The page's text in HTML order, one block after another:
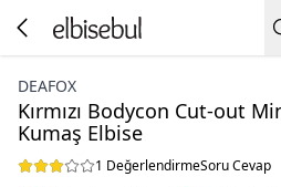
DEAFOX
Kırmızı Bodycon Cut-out
Kumaş Elbise
1 DeğerlendirmeSoru Cevap